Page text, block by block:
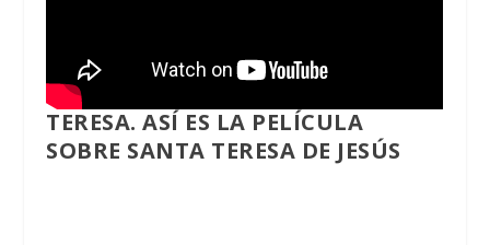
TERESA. ASÍ ES LA PELÍCULA
SOBRE SANTA TERESA DE JESÚS